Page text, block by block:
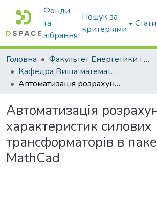
Фонди
та
зібрання
Пошук за
критеріями
Головна
Факультет Енергетики і комп'ютерних технологій
Кафедра Вища математика та фізика
Автоматизація розрахунків характеристик силових трансформаторів в пакеті MathCad
Автоматизація
характеристик силових
трансформаторів в
MathCad